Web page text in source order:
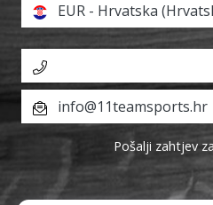
EUR - Hrvatska
info@11teamsports.hr
Pošalji zahtjev